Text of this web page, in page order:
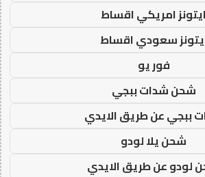
ايتونز امريكي اقساط
سعودي اقساط
فور يو
شحن شدات ببجي
ببجي عن طريق الايدي
شحن يلا لودو
لودو عن طريق الايدي